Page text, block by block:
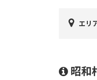
エリ
昭和